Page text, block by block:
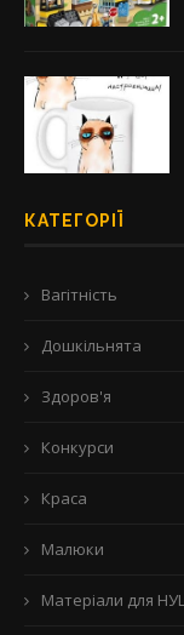
КАТЕГОРІЇ
Вагітність
Дошкільнята
Здоров'я
Конкурси
Краса
Малюки
Матеріали для